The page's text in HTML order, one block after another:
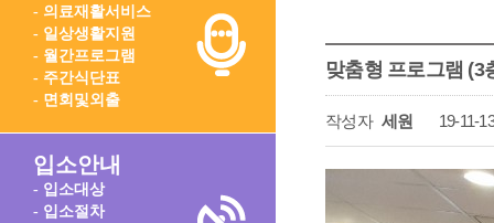
- 의료재활서비스
- 일상생활지원
- 월간프로그램
- 주간식단표
- 면회및외출
입소안내
- 입소대상
- 입소절차
맞춤형 프로그램 (3
작성자 세원 19-11-